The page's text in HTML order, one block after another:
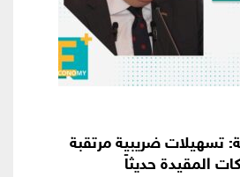
تسهيلات ضريبية مرتقبة
المقيدة حديثاً